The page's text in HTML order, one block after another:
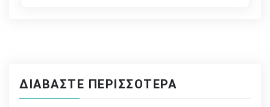
ΔΙΑΒΆΣΤΕ ΠΕΡΙΣΣΌΤΕΡΑ